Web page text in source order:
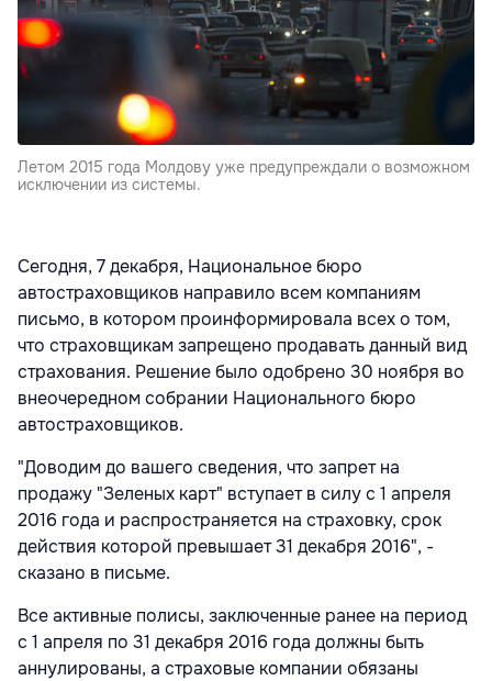
Летом 2015 года Молдову уже предупреждали о возможном
исключении из системы.
Сегодня, 7 декабря, Национальное бюро
автостраховщиков направило всем компаниям
письмо, в котором проинформировала всех о том,
что страховщикам запрещено продавать данный вид
страхования. Решение было одобрено 30 ноября во
внеочередном собрании Национального бюро
автостраховщиков.
"Доводим до вашего сведения, что запрет на
продажу "Зеленых карт" вступает в силу с 1 апреля
2016 года и распространяется на страховку, срок
действия которой превышает 31 декабря 2016", -
сказано в письме.
Все активные полисы, заключенные ранее на период
с 1 апреля по 31 декабря 2016 года должны быть
аннулированы, а страховые компании обязаны